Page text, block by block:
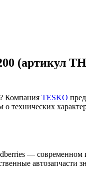
(артикул
Компания TESKO
технических
— современном
автозапчасти